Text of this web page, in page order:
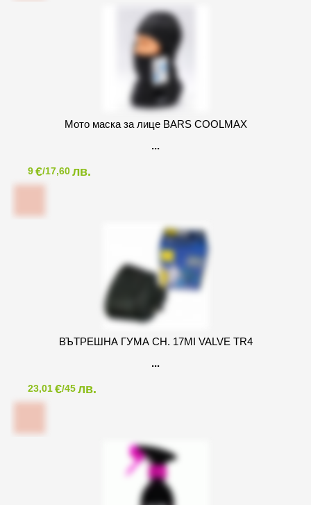
Мото маска за лице BARS COOLMAX
9€/17,60лв.
ВЪТРЕШНА ГУМА CH. 17MI VALVE TR4
23,01€/45лв.